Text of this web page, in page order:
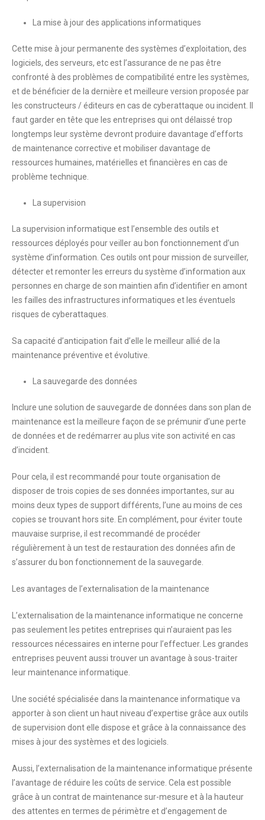
La mise à jour des applications informatiques
Cette mise à jour permanente des systèmes d’exploitation, des
logiciels, des serveurs, etc est l’assurance de ne pas être
confronté à des problèmes de compatibilité entre les systèmes,
et de bénéficier de la dernière et meilleure version proposée par
les constructeurs / éditeurs en cas de cyberattaque ou incident. Il
faut garder en tête que les entreprises qui ont délaissé trop
longtemps leur système devront produire davantage d’efforts
de maintenance corrective et mobiliser davantage de
ressources humaines, matérielles et financières en cas de
problème technique.
La supervision
La supervision informatique est l’ensemble des outils et
ressources déployés pour veiller au bon fonctionnement d’un
système d’information. Ces outils ont pour mission de surveiller,
détecter et remonter les erreurs du système d’information aux
personnes en charge de son maintien afin d’identifier en amont
les failles des infrastructures informatiques et les éventuels
risques de cyberattaques.
Sa capacité d’anticipation fait d’elle le meilleur allié de la
maintenance préventive et évolutive.
La sauvegarde des données
Inclure une solution de sauvegarde de données dans son plan de
maintenance est la meilleure façon de se prémunir d’une perte
de données et de redémarrer au plus vite son activité en cas
d’incident.
Pour cela, il est recommandé pour toute organisation de
disposer de trois copies de ses données importantes, sur au
moins deuxtypes de support différents, l’une au moins de ces
copies se trouvant hors site. En complément, pour éviter toute
mauvaise surprise, il est recommandé de procéder
régulièrement à un test de restauration des données afin de
s’assurer du bon fonctionnement de la sauvegarde.
Les avantages de l’externalisation de la maintenance
L’externalisation de la maintenance informatique ne concerne
pas seulement les petites entreprises qui n’auraient pas les
ressources nécessaires en interne pour l’effectuer. Les grandes
entreprises peuvent aussi trouver un avantage à sous-traiter
leur maintenance informatique.
Une société spécialisée dans la maintenance informatique va
apporter à son client un haut niveau d’expertise grâce aux outils
de supervision dont elle dispose et grâce à a connaissance des
mises à jour des systèmes et des logiciels.
Aussi, l’externalisation de la maintenance informatique présente
l’avantage de réduire les coûts de service. Cela est possible
grâce à un contrat de maintenance sur-mesure et à la hauteur
des attentes en termes de périmètre et d’engagement de